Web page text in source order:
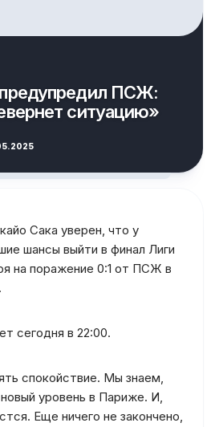
ПСЖ:
ситуацию»
Сака уверен, что у
шансы выйти в финал Лиги
на поражение 0:1 от ПСЖ в
сегодня в 22:00.
спокойствие. Мы знаем,
уровень в Париже. И,
Еще ничего не закончено,